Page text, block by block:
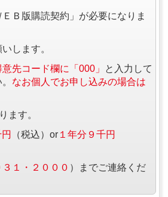
Ｂ版購読契約」が必要になりま
します。
意先コード欄に「000」
と入力して
なお個人でお申し込みの場合は
ます。
（税込）or １年分９千円
３１・２０００ ）までご連絡くだ